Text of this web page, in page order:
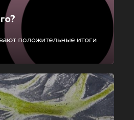
положительные итоги